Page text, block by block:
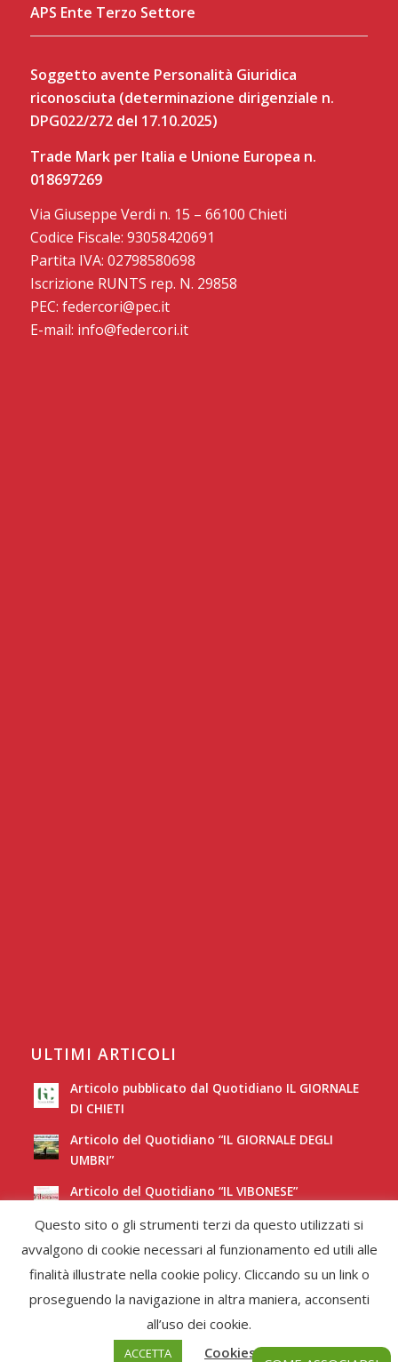
APS Ente Terzo Settore
Soggetto avente Personalità Giuridica
riconosciuta (determinazione dirigenziale n.
DPG022/272 del 17.10.2025)
Trade Mark per Italia e Unione Europea n.
018697269
Via Giuseppe Verdi n. 15 – 66100 Chieti
Codice Fiscale: 93058420691
Partita IVA: 02798580698
Iscrizione RUNTS rep. N. 29858
PEC: federcori@pec.it
E-mail: info@federcori.it
ULTIMI ARTICOLI
Articolo pubblicato dal Quotidiano IL GIORNALE
DI CHIETI
Articolo del Quotidiano “IL GIORNALE DEGLI
UMBRI”
Articolo del Quotidiano “IL VIBONESE”
Articolo del Quotidiano “LA NUOVA SARDEGNA”
Federcori- Enfold Theme by Kriesi
Questo sito o gli strumenti terzi da questo utilizzati si
avvalgono di cookie necessari al funzionamento ed utili alle
finalità illustrate nella cookie policy. Cliccando su un link o
proseguendo la navigazione in altra maniera, acconsenti
all’uso dei cookie.
ACCETTA Cookies Policy